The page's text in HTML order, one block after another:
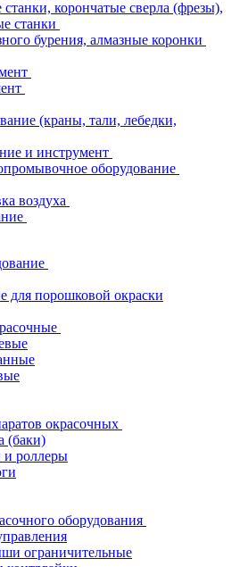
корончатые сверла (фрезы),
станки
бурения, алмазные коронки
(краны, тали, лебедки,
и инструмент
оборудование
воздуха
для порошковой окраски
окрасочных
(баки)
и роллеры
оборудования
ограничительные